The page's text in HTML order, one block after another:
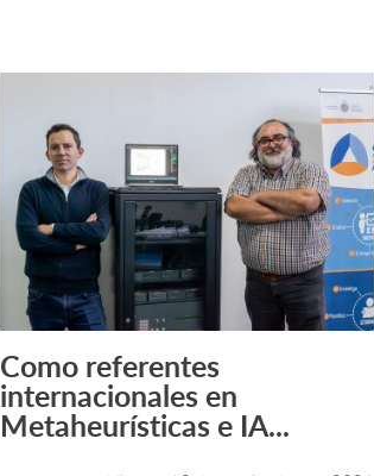
Como referentes
internacionales en
Metaheurísticas e IA...